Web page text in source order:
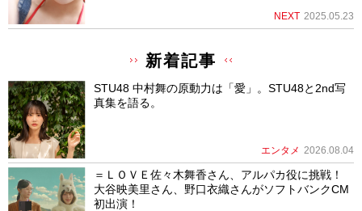
NEXT 2025.05.23
新着記事
STU48 中村舞の原動力は「愛」。STU48と2nd写
真集を語る。
エンタメ 2026.08.04
＝ＬＯＶＥ佐々木舞香さん、アルパカ役に挑戦！
大谷映美里さん、野口衣織さんがソフトバンクCM
初出演！